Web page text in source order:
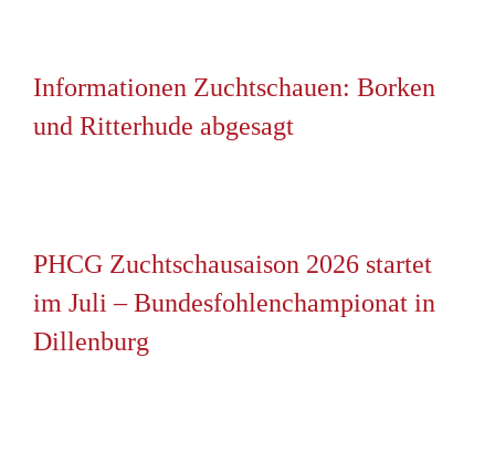
Informationen Zuchtschauen: Borken
und Ritterhude abgesagt
PHCG Zuchtschausaison 2026 startet
im Juli – Bundesfohlenchampionat in
Dillenburg